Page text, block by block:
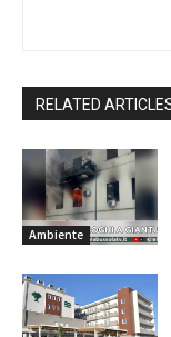
RELATED
Ambiente